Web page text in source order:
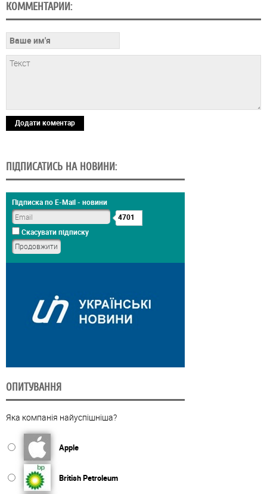
КОММЕНТАРИИ:
Додати коментар
ПІДПИСАТИСЬ НА НОВИНИ:
Підписка по E-Mail - новини
4701
Скасувати підписку
ОПИТУВАННЯ
Яка компанія найуспішніша?
Apple
British Petroleum